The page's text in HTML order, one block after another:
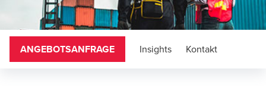
ANGEBOTSANFRAGE Insights Kontakt